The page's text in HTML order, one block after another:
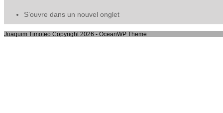
S’ouvre dans un nouvel onglet
Joaquim Timoteo Copyright 2026 - OceanWP Theme